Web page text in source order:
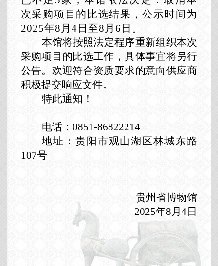
次采购项目的比选结果，公示时间为
2025年8月4日至8月6日。
本馆将按照法定程序重新组织本次
采购项目的比选工作，具体事宜将另行
公告。欢迎符合资质要求的意向供应商
积极提交响应文件。
特此通知！
电话： 0851-86822214
地址：贵阳市观山湖区林城东路
107号
贵州省博物馆
2025年8月4日